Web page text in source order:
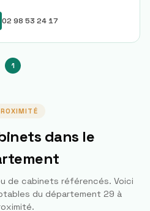
02 98 53 24 17
1
dans le
de cabinets référencés. Voici
du département 29 à